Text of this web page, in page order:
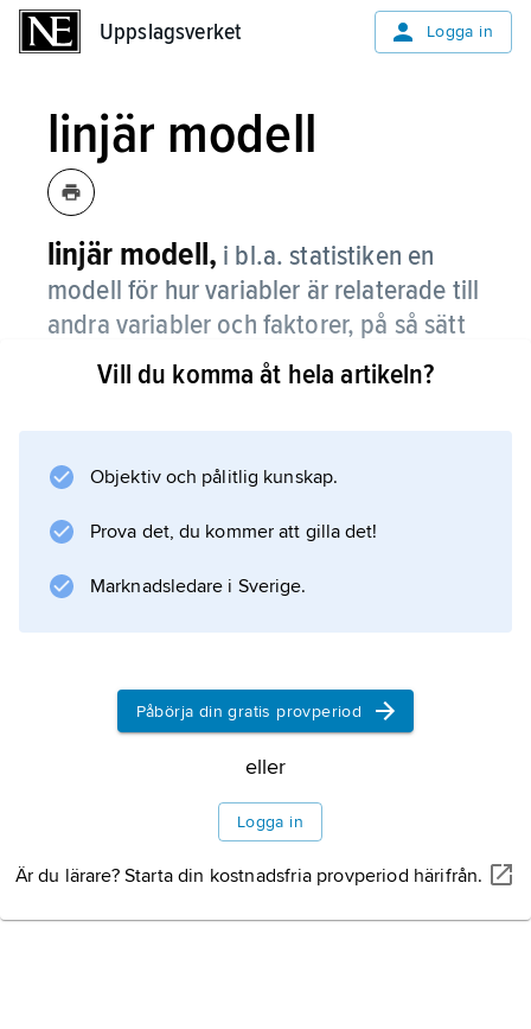
Uppslagsverket Logga in
linjär modell
linjär modell, i bl.a. statistiken en
modell för hur variabler är relaterade till
andra variabler och faktorer, på så sätt
att de ekvationer som beskriver
sambanden är på linjär form.
regression
tidsserieanalys
, och variansanalysmodeller, se
variansanalys
Information om artikeln
Vill du komma åt hela artikeln?
Objektiv och pålitlig kunskap.
Prova det, du kommer att gilla det!
Marknadsledare i Sverige.
Påbörja din gratis provperiod
eller
Logga in
Är du lärare? Starta din kostnadsfria provperiod härifrån.